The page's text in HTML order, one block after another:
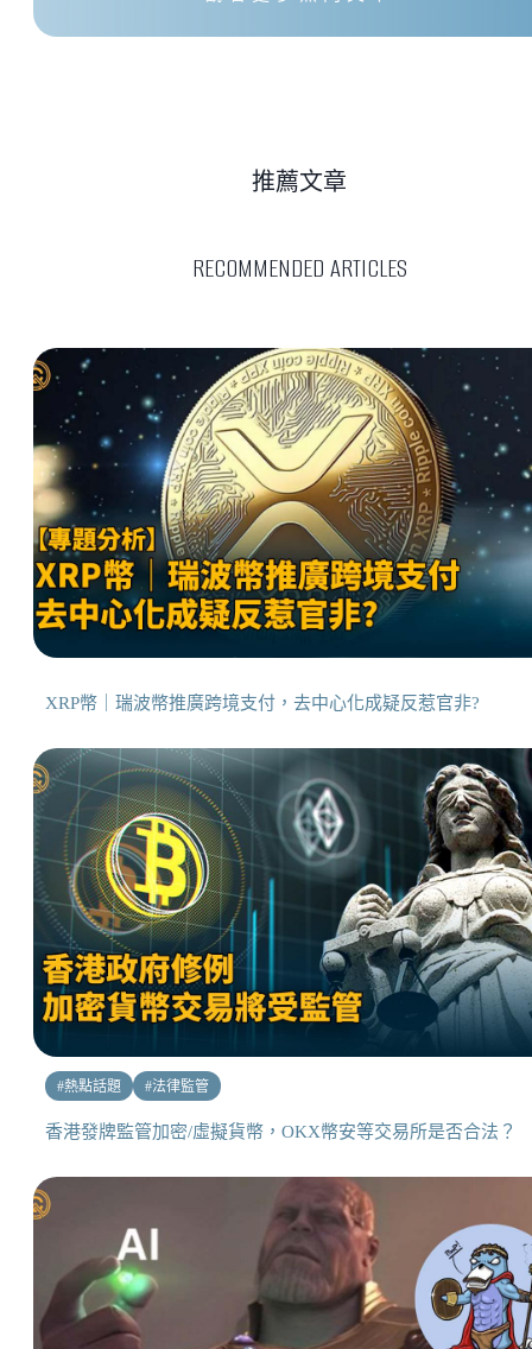
RECOMMENDED ARTICLES
推薦文章
XRP幣｜瑞波幣推廣跨境支付，去中心化成疑反惹官非?
#熱點話題 #法律監管
香港發牌監管加密/虛擬貨幣，OKX幣安等交易所是否合法？